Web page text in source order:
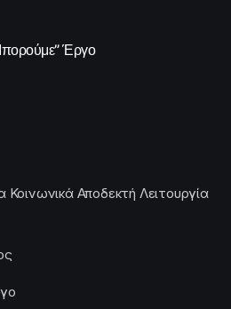
Έργο
Κοινωνικά Αποδεκτή Λειτουργία